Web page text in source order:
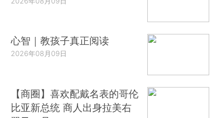
心智｜教孩子真正阅读
2026年08月09日
【商圈】喜欢配戴名表的哥伦
比亚新总统 商人出身拉美右